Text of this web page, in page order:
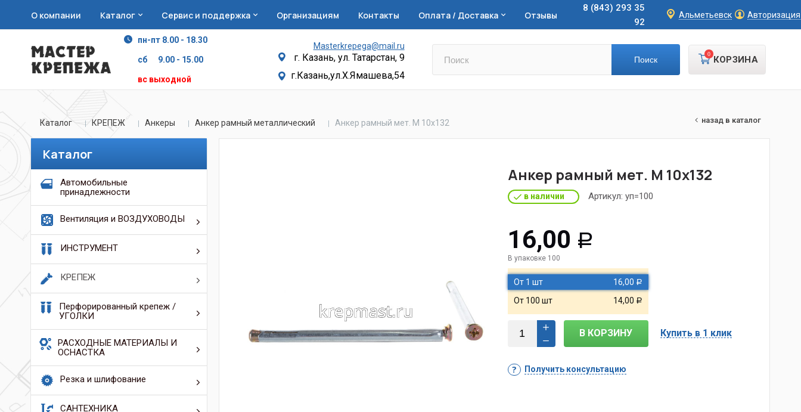
О компании Каталог Сервис и поддержка Организациям Контакты Оплата / Доставка Отзывы
8 (843) 293 35
92
Альметьевск Авторизация
пн-пт 8.00 - 18.30
сб 9.00 - 15.00
вс выходной
Masterkrepega@mail.ru
г. Казань, ул. Татарстан, 9
г.Казань,ул.Х.Ямашева,54
КОРЗИНА
0
Каталог КРЕПЕЖ Анкеры Анкер рамный металлический Анкер рамный мет. М 10х132 назад в каталог
Каталог
Автомобильные
принадлежности
Вентиляция и ВОЗДУХОВОДЫ
ИНСТРУМЕНТ
КРЕПЕЖ
Перфорированный крепеж /
УГОЛКИ
РАСХОДНЫЕ МАТЕРИАЛЫ И
ОСНАСТКА
Резка и шлифование
САНТЕХНИКА
Анкер рамный мет. М 10х132
в наличии Артикул: уп=100
16,00 Р
В упаковке 100
От 1 шт 16,00 Р
От 100 шт 14,00 Р
В КОРЗИНУ Купить в 1 клик
Получить консультацию